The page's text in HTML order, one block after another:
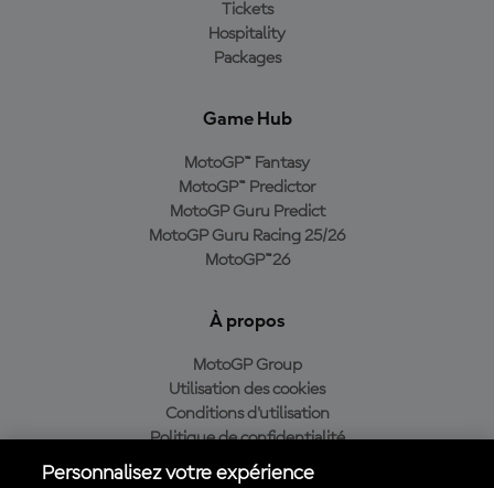
Tickets
Hospitality
Packages
Game Hub
MotoGP™ Fantasy
MotoGP™ Predictor
MotoGP Guru Predict
MotoGP Guru Racing 25/26
MotoGP™26
À propos
MotoGP Group
Utilisation des cookies
Conditions d'utilisation
Politique de confidentialité
Politique d’achat
Personnalisez votre expérience